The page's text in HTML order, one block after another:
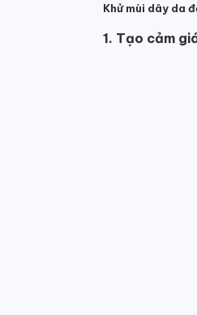
Khử mùi dây da
1. Tạo cảm